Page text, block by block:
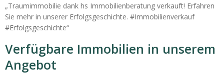
„Traumimmobilie dank hs Immobilienberatung verkauft! Erfahren
Sie mehr in unserer Erfolgsgeschichte. #Immobilienverkauf
#Erfolgsgeschichte“
Verfügbare Immobilien in unserem
Angebot